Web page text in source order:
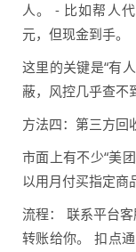
人。 - 比如帮人
元，但现金到手。
这里的关键是“有
蔽，风控几乎查不
方法四：第三方回
市面上有不少“美
以用月付买指定商
流程： 联系平台
转账给你。 扣点